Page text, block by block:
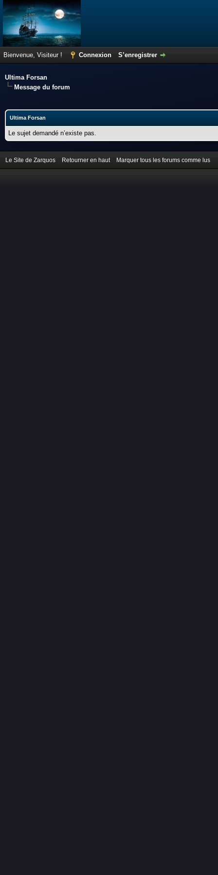
Bienvenue, Visiteur ! Connexion S’enregistrer
Ultima Forsan
Message du forum
Ultima Forsan
Le sujet demandé n’existe pas.
Le Site de Zarquos Retourner en haut Marquer tous les forums comme lus